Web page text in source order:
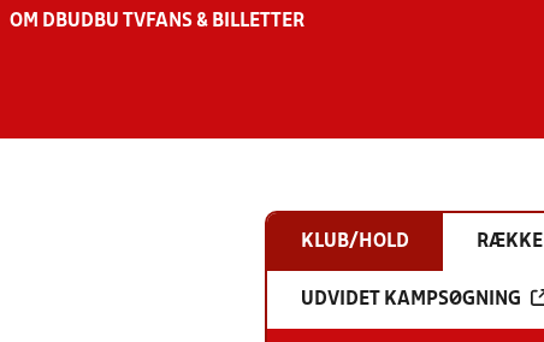
OM DBU DBU TV FANS & BILLETTER
KLUB/HOLD RÆKKE
UDVIDET KAMPSØGNING